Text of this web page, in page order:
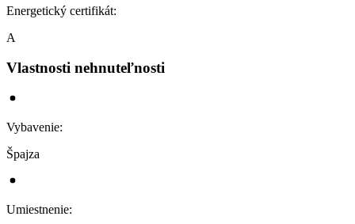
Energetický certifikát:
A
Vlastnosti nehnuteľnosti
Vybavenie:
Špajza
Umiestnenie: